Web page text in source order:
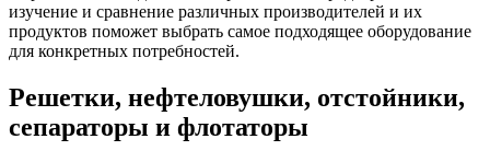
изучение и сравнение различных производителей и их
продуктов поможет выбрать самое подходящее оборудование
для конкретных потребностей.
Решетки, нефтеловушки, отстойники,
сепараторы и флотаторы